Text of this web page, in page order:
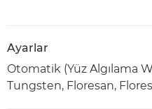
Ayarlar
Otomatik (Yüz Algılama
Tungsten, Floresan,